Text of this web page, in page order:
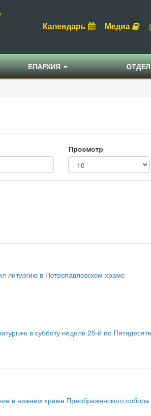
Календарь Медиа |
ЕПАРХИЯ
Просмотр
литургию в Петропавловском храме
в субботу недели 25-й по
в нижнем храме Преображенского собора